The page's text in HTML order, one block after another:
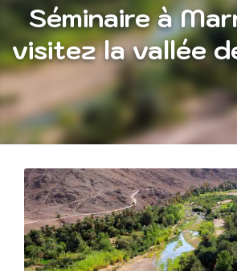
Séminaire à
visitez la vallée